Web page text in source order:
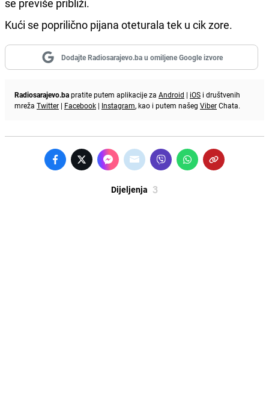
Kući se poprilično pijana oteturala tek u cik zore.
Dodajte Radiosarajevo.ba u omiljene Google izvore
Radiosarajevo.bapratite putem aplikacije za Android | iOS i društvenih
mreža Twitter | Facebook | Instagram, kao i putem našeg ViberChata.
Dijeljenja 3